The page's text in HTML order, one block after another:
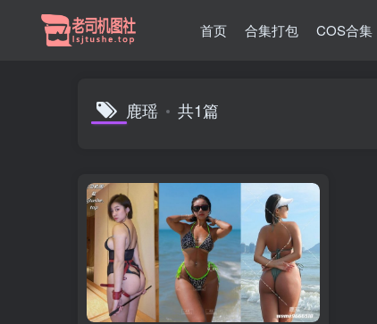
首页 合集打包 COS合集
鹿瑶 共1篇